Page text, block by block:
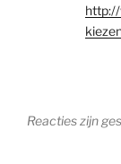
Reacties zijn